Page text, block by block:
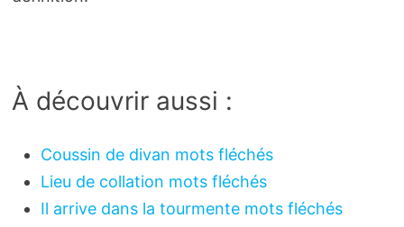
À découvrir aussi :
Coussin de divan mots fléchés
Lieu de collation mots fléchés
Il arrive dans la tourmente mots fléchés